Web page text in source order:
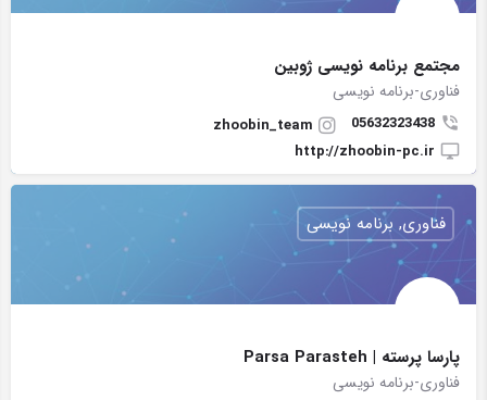
مجتمع برنامه نویسی ژوبین
فناوری-برنامه نویسی
05632323438
zhoobin_team
http://zhoobin-pc.ir
پارسا پرسته | Parsa Parasteh
فناوری-برنامه نویسی
فناوری, برنامه نویسی